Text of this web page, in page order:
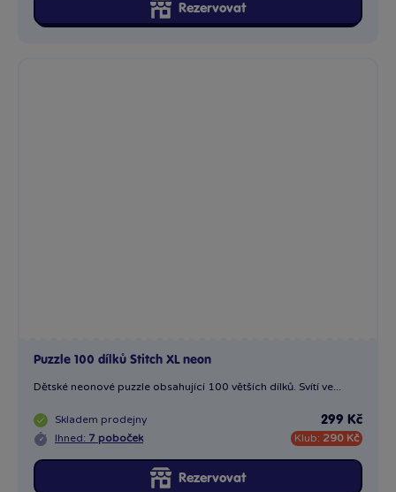
Rezervovat
Puzzle 100 dílků Stitch XL neon
Dětské neonové puzzle obsahující 100 větších dílků. Svítí ve...
Skladem prodejny
Ihned: 7 poboček
299 Kč
Klub: 290 Kč
Rezervovat